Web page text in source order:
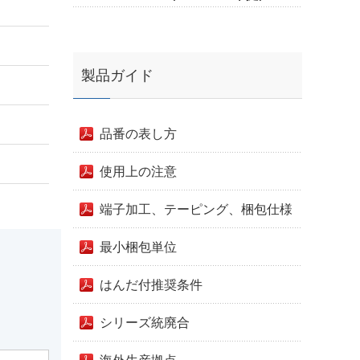
製品ガイド
品番の表し方
使用上の注意
端子加工、テーピング、梱包仕様
最小梱包単位
はんだ付推奨条件
シリーズ統廃合